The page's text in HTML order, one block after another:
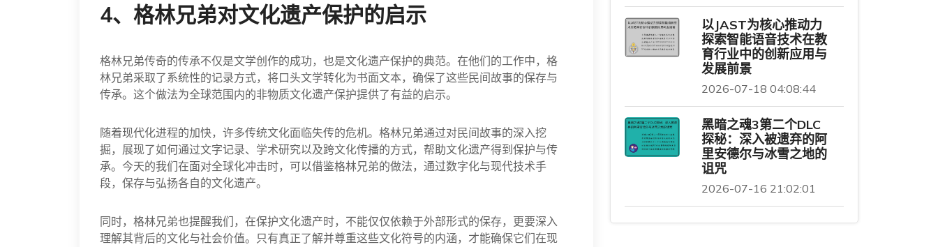
4、格林兄弟对文化遗产保护的启示
格林兄弟传奇的传承不仅是文学创作的成功，也是文化遗产保护的典范。在他们的工作中，格
林兄弟采取了系统性的记录方式，将口头文学转化为书面文本，确保了这些民间故事的保存与
传承。这个做法为全球范围内的非物质文化遗产保护提供了有益的启示。
随着现代化进程的加快，许多传统文化面临失传的危机。格林兄弟通过对民间故事的深入挖
掘，展现了如何通过文字记录、学术研究以及跨文化传播的方式，帮助文化遗产得到保护与传
承。今天的我们在面对全球化冲击时，可以借鉴格林兄弟的做法，通过数字化与现代技术手
段，保存与弘扬各自的文化遗产。
同时，格林兄弟也提醒我们，在保护文化遗产时，不能仅仅依赖于外部形式的保存，更要深入
理解其背后的文化与社会价值。只有真正了解并尊重这些文化符号的内涵，才能确保它们在现
以JAST为核心推动力
探索智能语音技术在教
育行业中的创新应用与
发展前景
2026-07-18 04:08:44
黑暗之魂3第二个DLC
探秘：深入被遗弃的阿
里安德尔与冰雪之地的
诅咒
2026-07-16 21:02:01